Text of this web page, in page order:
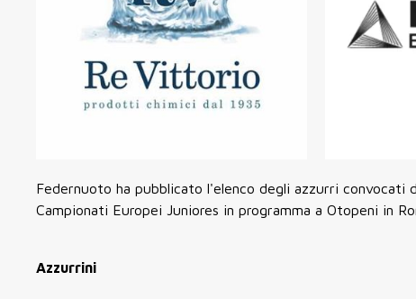
Federnuoto ha pubblicato l'elenco degli azzurri convocati
Campionati Europei Juniores in programma a Otopeni in
Azzurrini